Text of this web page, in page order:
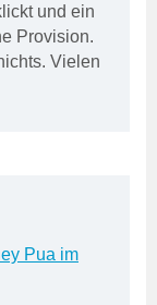
und ein
Provision.
Vielen
Pua im